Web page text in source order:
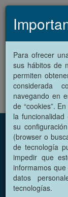
Para ofrecer
sus hábitos de
permiten
considerada
navegando en
de “cookies”.
la funcionalidad
su
(browser o
de tecnología
impedir que
informamos
datos
tecnologías.